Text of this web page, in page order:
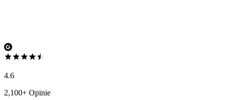
4.6
2,100+ Opinie